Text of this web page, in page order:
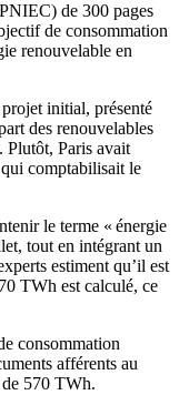
de 300 pages
de consommation
renouvelable en
initial, présenté
des renouvelables
Plutôt, Paris avait
comptabilisait le
le terme « énergie
tout en intégrant un
estiment qu’il est
TWh est calculé, ce
consommation
afférents au
de 570 TWh.